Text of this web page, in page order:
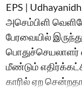
EPS |
அசெம்பிளி
பேரவையில்
பொதுச்செயலாளர்
மீண்டும்
காரில் ஏற